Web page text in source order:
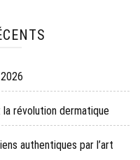
révolution dermatique
authentiques par l’art